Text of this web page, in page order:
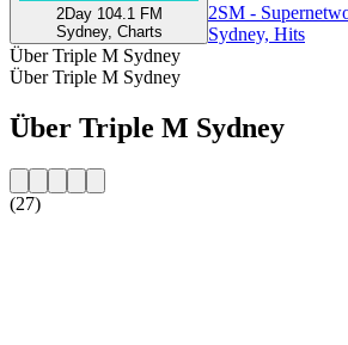
2Day 104.1 FM
Sydney, Charts
2SM -
Sydney, Hits
Über Triple M Sydney
Über Triple M Sydney
Über Triple M Sydney
(27)